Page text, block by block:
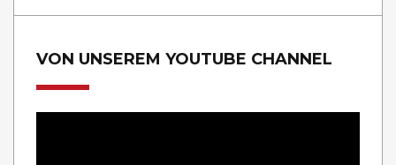
VON UNSEREM YOUTUBE CHANNEL